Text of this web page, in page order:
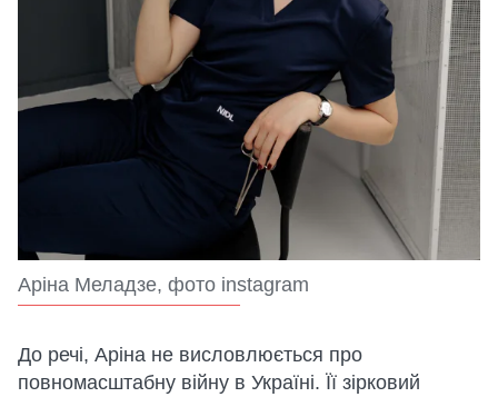
Аріна Меладзе, фото instagram
До речі, Аріна не висловлюється про
повномасштабну війну в Україні. Її зірковий